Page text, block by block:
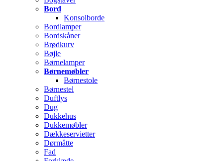
Bord
Konsolborde
Bordlamper
Bordskåner
Brødkurv
Bøjle
Børnelamper
Børnemøbler
Børnestole
Børnestel
Duftlys
Dug
Dukkehus
Dukkemøbler
Dækkeservietter
Dørmåtte
Fad